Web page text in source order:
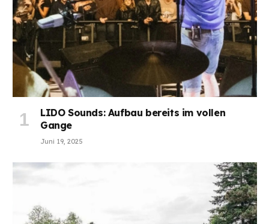
LIDO Sounds: Aufbau bereits im vollen
Gange
Juni 19, 2025